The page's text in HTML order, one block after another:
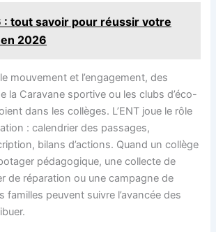
: tout savoir pour réussir votre
2026
mouvement et l’engagement, des
la Caravane sportive ou les clubs d’éco-
dans les collèges. L’ENT joue le rôle
: calendrier des passages,
bilans d’actions. Quand un collège
pédagogique, une collecte de
de réparation ou une campagne de
familles peuvent suivre l’avancée des